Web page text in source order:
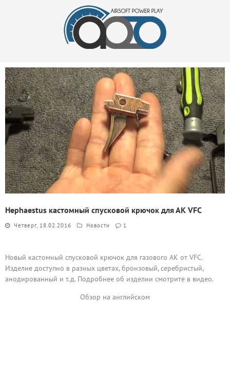
Hephaestus кастомный спусковой крючок для АК VFC
Четверг, 18.02.2016 Новости 1
Новый кастомный спусковой крючок для газового АК от VFC.
Изделие доступно в разных цветах, бронзовый, серебристый,
анодированный и т.д. Подробнее об изделии смотрите в видео.
Обзор на английском